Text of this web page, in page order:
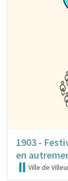
1903 -
en
Ville de